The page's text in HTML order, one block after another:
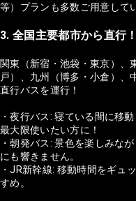
等）プランも多数ご用意して
3. 全国主要都市から直行
関東（新宿・池袋・東京）、
戸）、九州（博多・小倉）、
直行バスを運行！
・夜行バス: 寝ている間に移
最大限使いたい方に！
・朝発バス: 景色を楽しみな
にも響きません。
・JR新幹線: 移動時間をギュ
すめ。